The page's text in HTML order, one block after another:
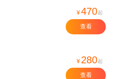
¥470起
查看
¥ 280起
查看